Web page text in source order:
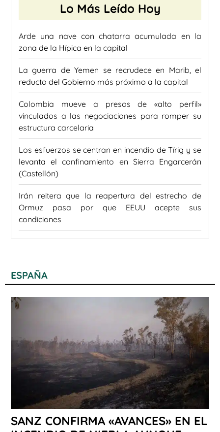
Lo Más Leído Hoy
Arde una nave con chatarra acumulada en la
zona de la Hípica en la capital
La guerra de Yemen se recrudece en Marib, el
reducto del Gobierno más próximo a la capital
Colombia mueve a presos de «alto perfil»
vinculados a las negociaciones para romper su
estructura carcelaria
Los esfuerzos se centran en incendio de Tírig y se
levanta el confinamiento en Sierra Engarcerán
(Castellón)
Irán reitera que la reapertura del estrecho de
Ormuz pasa por que EEUU acepte sus
condiciones
ESPAÑA
SANZ CONFIRMA «AVANCES» EN EL